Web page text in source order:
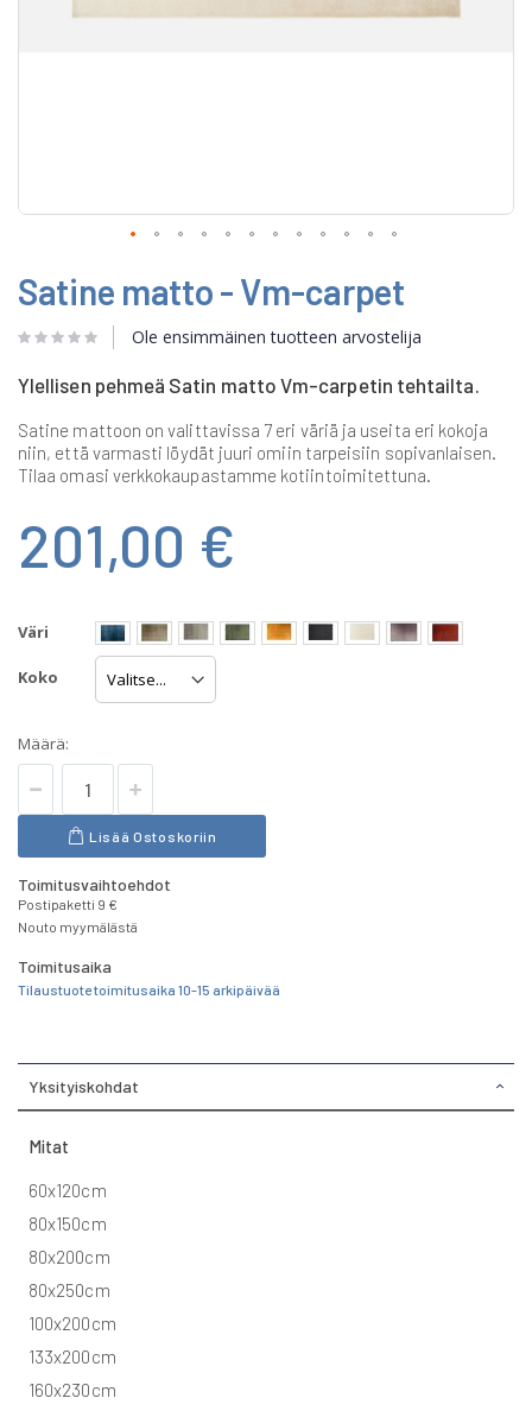
to
the
beginning
of
images
Satine matto - Vm-carpet
Ole ensimmäinen tuotteen arvostelija
Ylellisen pehmeä Satin matto Vm-carpetin tehtailta.
Satine mattoon on valittavissa 7 eri väriä ja useita eri kokoja
niin, että varmasti löydät juuri omiin tarpeisiin sopivanlaisen.
Tilaa omasi verkkokaupastamme kotiintoimitettuna.
201,00 €
Väri
Koko
Määrä:
Lisää Ostoskoriin
Toimitusvaihtoehdot
Postipaketti 9 €
Nouto myymälästä
Toimitusaika
Tilaustuote toimitusaika 10-15 arkipäivää
Yksityiskohdat
Mitat
60x120cm
80x150cm
80x200cm
80x250cm
100x200cm
133x200cm
160x230cm